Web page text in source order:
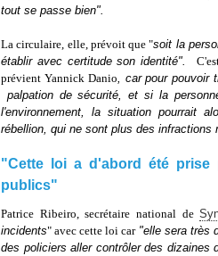
tout se passe bien".
La circulaire, elle, prévoit que "soit la
établir avec certitude son identité".
prévient Yannick Danio, car pour pouvoir
palpation de sécurité, et si la
l'environnement, la situation pourrait
rébellion, qui ne sont plus des infractions
"Cette loi a d'abord été prise
publics"
Patrice Ribeiro, secrétaire national de
incidents" avec cette loi car "elle sera très
des policiers aller contrôler des dizaines